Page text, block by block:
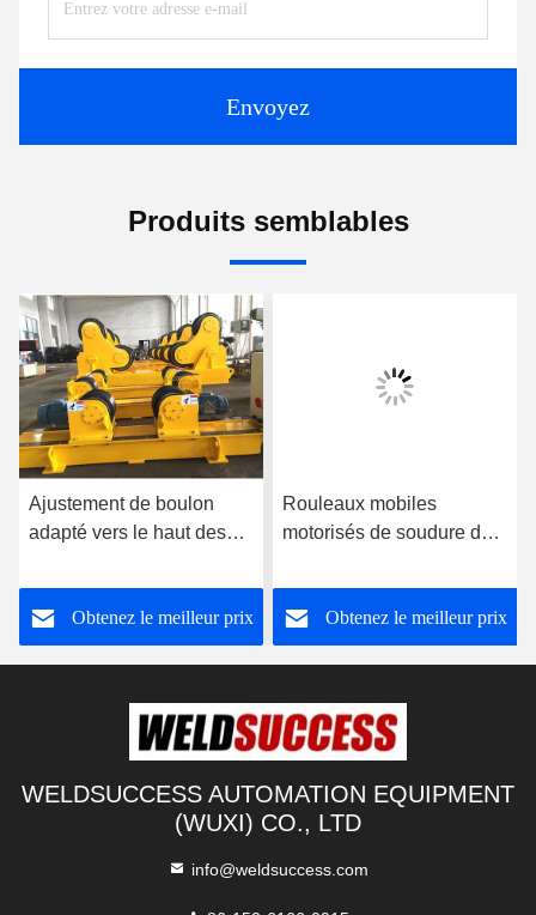
Envoyez
Produits semblables
Ajustement de boulon
adapté vers le haut des
de tuyau de rotateur de
soudure pour la soudure
Obtenez le meilleur prix
Rouleaux mobiles
motorisés de soudure de
du tuyau 120000lbs
Obtenez le meilleur prix
WELDSUCCESS AUTOMATION EQUIPMENT
(WUXI) CO., LTD
info@weldsuccess.com